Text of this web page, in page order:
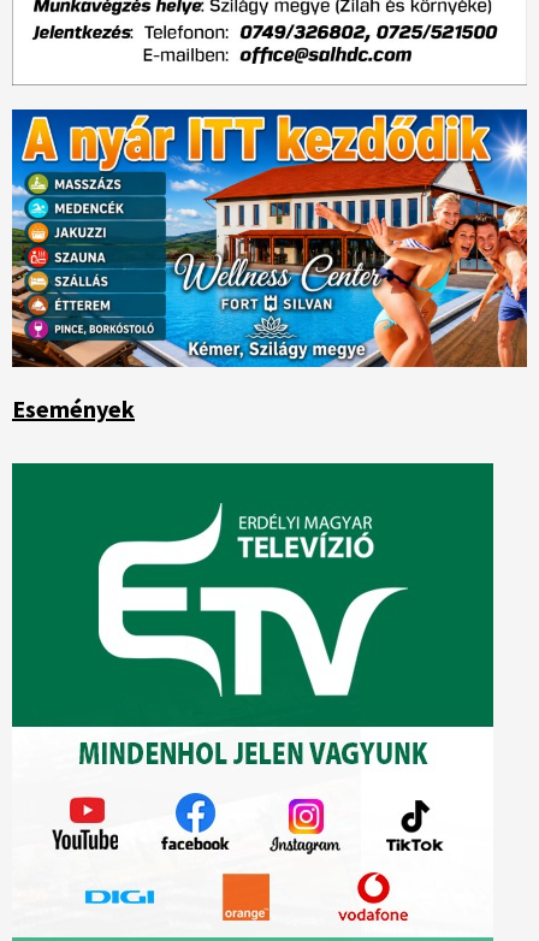
Események